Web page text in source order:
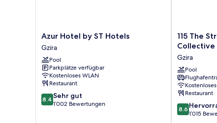
Azur
Hotel
by
ST
Hotels
Gzira
Azur Hotel by ST Hotels
Gzira
Pool
Parkplätze verfügbar
Kostenloses WLAN
Restaurant
8.4
von
8.4 Sehr gut
1’002 Bewertungen
115
The
Hotel
by
NEU
Collective
Gzira
115 The
Collective
Gzira
Pool
Restaurant
8.6
von
8.6
1’015